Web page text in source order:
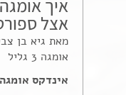
אצל
מאת גיא בן
אומגה 3 גליל
אינדקס אומגה 3 נמוך אצל ספורטאים